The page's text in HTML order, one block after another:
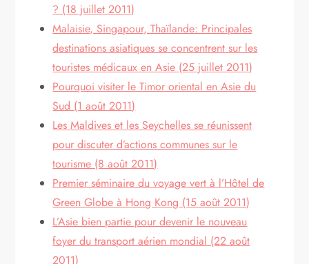
? (18 juillet 2011)
Malaisie, Singapour, Thaïlande: Principales
destinations asiatiques se concentrent sur les
touristes médicaux en Asie (25 juillet 2011)
Pourquoi visiter le Timor oriental en Asie du
Sud (1 août 2011)
Les Maldives et les Seychelles se réunissent
pour discuter d’actions communes sur le
tourisme (8 août 2011)
Premier séminaire du voyage vert à l’Hôtel de
Green Globe à Hong Kong (15 août 2011)
L’Asie bien partie pour devenir le nouveau
foyer du transport aérien mondial (22 août
2011)